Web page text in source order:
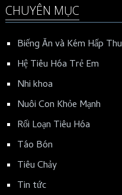
CHUYÊN MỤC
Biếng Ăn và Kém Hấp Thu
Hệ Tiêu Hóa Trẻ Em
Nhi khoa
Nuôi Con Khỏe Mạnh
Rối Loạn Tiêu Hóa
Táo Bón
Tiêu Chảy
Tin tức